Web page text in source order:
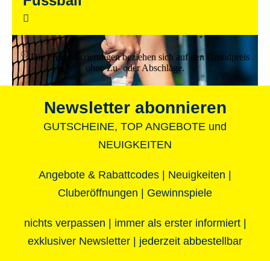
Padel
ⓘDie Preisreduzierungen beziehen sich auf den Grundpreis
ohne Zu- oder Abschläge.
Newsletter abonnieren
GUTSCHEINE, TOP ANGEBOTE und
NEUIGKEITEN
Angebote & Rabattcodes | Neuigkeiten |
Cluberöffnungen | Gewinnspiele
nichts verpassen | immer als erster informiert |
exklusiver Newsletter | jederzeit abbestellbar